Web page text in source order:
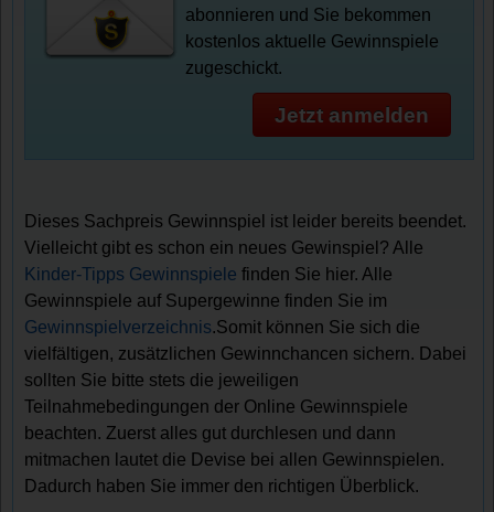
abonnieren und Sie bekommen
kostenlos aktuelle Gewinnspiele
zugeschickt.
Jetzt anmelden
Dieses Sachpreis Gewinnspiel ist leider bereits beendet.
Vielleicht gibt es schon ein neues Gewinspiel? Alle
Kinder-Tipps Gewinnspiele finden Sie hier. Alle
Gewinnspiele auf Supergewinne finden Sie im
Gewinnspielverzeichnis.Somit können Sie sich die
vielfältigen, zusätzlichen Gewinnchancen sichern. Dabei
sollten Sie bitte stets die jeweiligen
Teilnahmebedingungen der Online Gewinnspiele
beachten. Zuerst alles gut durchlesen und dann
mitmachen lautet die Devise bei allen Gewinnspielen.
Dadurch haben Sie immer den richtigen Überblick.